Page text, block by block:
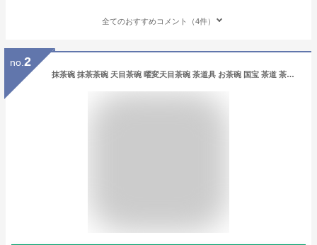
全てのおすすめコメント（4件）
no. 2
抹茶碗 抹茶茶碗 天目茶碗 曜変天目茶碗 茶道具 お茶碗 国宝 茶道 茶碗 窯変天目茶碗 油滴天目 茶道具 茶器 初心者 酒器 陶芸用品 cw11